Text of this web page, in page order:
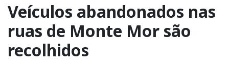
Previous Next
Veículos abandonados nas
ruas de Monte Mor são
recolhidos